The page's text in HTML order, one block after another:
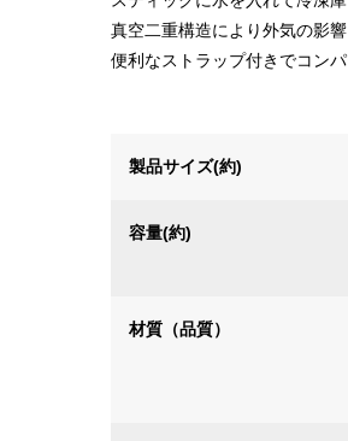
真空二重構造により外気の影
便利なストラップ付きでコンパ
製品サイズ(約)
容量(約)
材質（品質）